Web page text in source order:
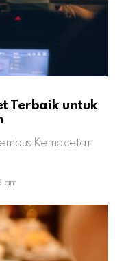
Terbaik untuk
Kemacetan
am